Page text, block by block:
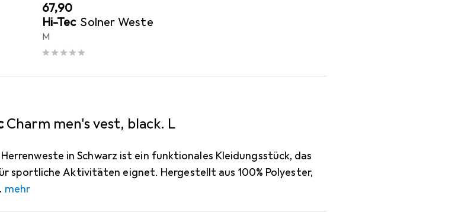
EUR
67,90
Hi-Tec Solner Weste
M
Charm men's vest, black. L
in Schwarz ist ein funktionales Kleidungsstück, das
sportliche Aktivitäten eignet. Hergestellt aus 100% Polyester,
mehr